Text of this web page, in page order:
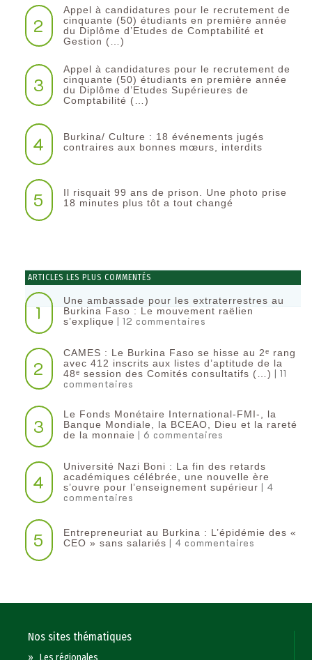
2
Appel à candidatures pour le recrutement de
cinquante (50) étudiants en première année
du Diplôme d’Etudes de Comptabilité et
Gestion (…)
3
Appel à candidatures pour le recrutement de
cinquante (50) étudiants en première année
du Diplôme d’Etudes Supérieures de
Comptabilité (…)
4
Burkina/ Culture : 18 événements jugés
contraires aux bonnes mœurs, interdits
5
Il risquait 99 ans de prison. Une photo prise
18 minutes plus tôt a tout changé
ARTICLES LES PLUS COMMENTÉS
1
Une ambassade pour les extraterrestres au
Burkina Faso : Le mouvement raëlien
s’explique | 12 commentaires
2
CAMES : Le Burkina Faso se hisse au 2ᵉ rang
avec 412 inscrits aux listes d’aptitude de la
48ᵉ session des Comités consultatifs (…) | 11
commentaires
3
Le Fonds Monétaire International-FMI-, la
Banque Mondiale, la BCEAO, Dieu et la rareté
de la monnaie | 6 commentaires
4
Université Nazi Boni : La fin des retards
académiques célébrée, une nouvelle ère
s’ouvre pour l’enseignement supérieur | 4
commentaires
5
Entrepreneuriat au Burkina : L’épidémie des «
CEO » sans salariés | 4 commentaires
Nos sites thématiques
»Les régionales